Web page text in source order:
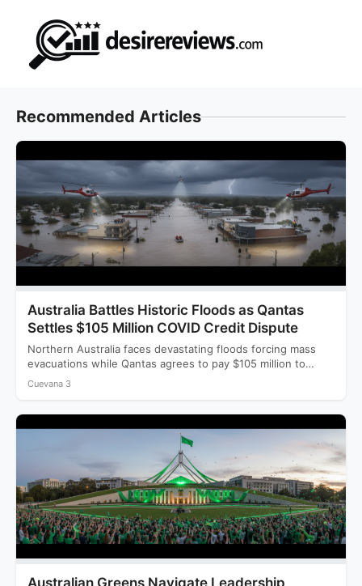
content
Recommended Articles
Australia Battles Historic Floods as Qantas
Settles $105 Million COVID Credit Dispute
Northern Australia faces devastating floods forcing mass
evacuations while Qantas agrees to pay $105 million to
settle a…
Cuevana 3
Australian Greens Navigate Leadership